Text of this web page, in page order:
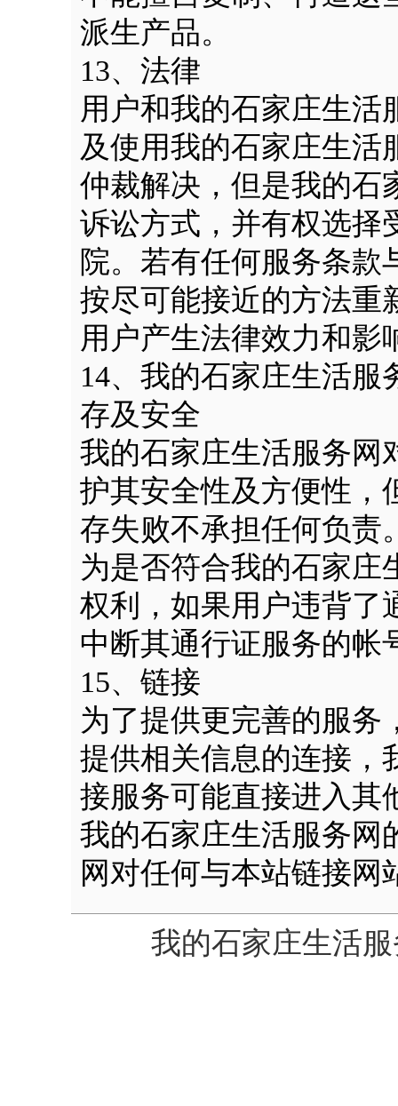
派生产品。
13、法律
用户和我的石家庄生活
及使用我的石家庄生活
仲裁解决，但是我的石
诉讼方式，并有权选择
院。若有任何服务条款
按尽可能接近的方法重
用户产生法律效力和影
14、我的石家庄生活
存及安全
我的石家庄生活服务网
护其安全性及方便性，
存失败不承担任何负责
为是否符合我的石家庄
权利，如果用户违背了
中断其通行证服务的帐
15、链接
为了提供更完善的服务
提供相关信息的连接，
接服务可能直接进入其
我的石家庄生活服务网
网对任何与本站链接网
我的石家庄生活